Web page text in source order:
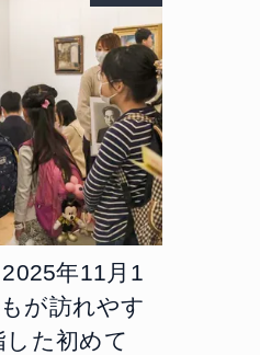
年11月1
が訪れやす
た初めて